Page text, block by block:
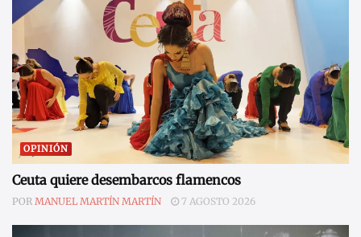
OPINIÓN
Ceuta quiere desembarcos flamencos
POR MANUEL MARTÍN MARTÍN 7 AGOSTO 2026